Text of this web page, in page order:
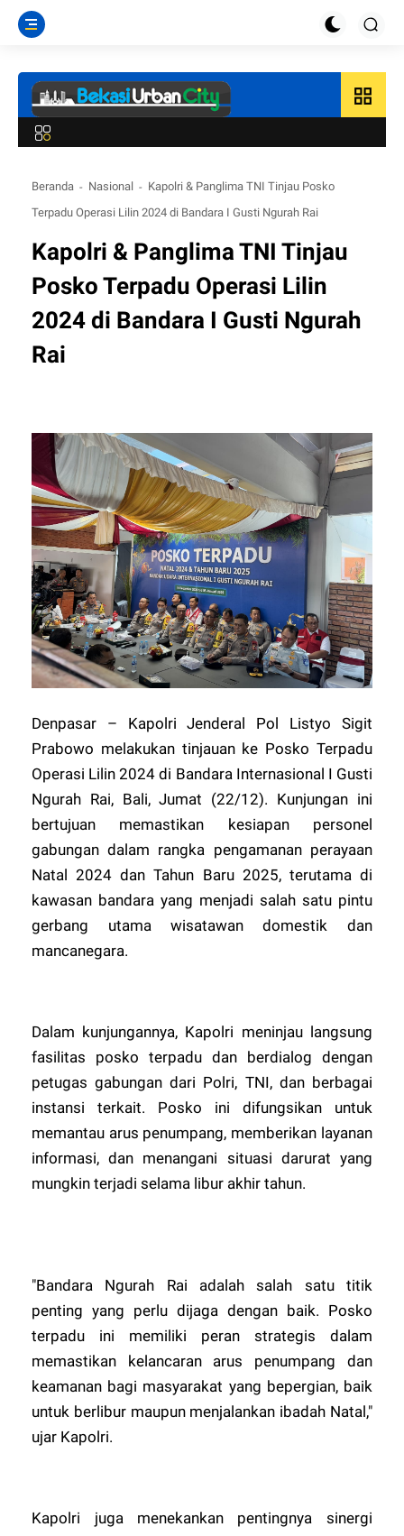
grid_view
Beranda Nasional
Kapolri & Panglima TNI Tinjau Posko
Terpadu Operasi Lilin 2024 di Bandara I Gusti Ngurah Rai
Kapolri & Panglima TNI Tinjau
Posko Terpadu Operasi Lilin
2024 di Bandara I Gusti Ngurah
Rai
Denpasar – Kapolri Jenderal Pol Listyo Sigit
Prabowo melakukan tinjauan ke Posko Terpadu
Operasi Lilin 2024 di Bandara Internasional I Gusti
Ngurah Rai, Bali, Jumat (22/12). Kunjungan ini
bertujuan memastikan kesiapan personel
gabungan dalam rangka pengamanan perayaan
Natal 2024 dan Tahun Baru 2025, terutama di
kawasan bandara yang menjadi salah satu pintu
gerbang utama wisatawan domestik dan
mancanegara.
Dalam kunjungannya, Kapolri meninjau langsung
fasilitas posko terpadu dan berdialog dengan
petugas gabungan dari Polri, TNI, dan berbagai
instansi terkait. Posko ini difungsikan untuk
memantau arus penumpang, memberikan layanan
informasi, dan menangani situasi darurat yang
mungkin terjadi selama libur akhir tahun.
"Bandara Ngurah Rai adalah salah satu titik
penting yang perlu dijaga dengan baik. Posko
terpadu ini memiliki peran strategis dalam
memastikan kelancaran arus penumpang dan
keamanan bagi masyarakat yang bepergian, baik
untuk berlibur maupun menjalankan ibadah Natal,"
ujar Kapolri.
Kapolri juga menekankan pentingnya sinergi